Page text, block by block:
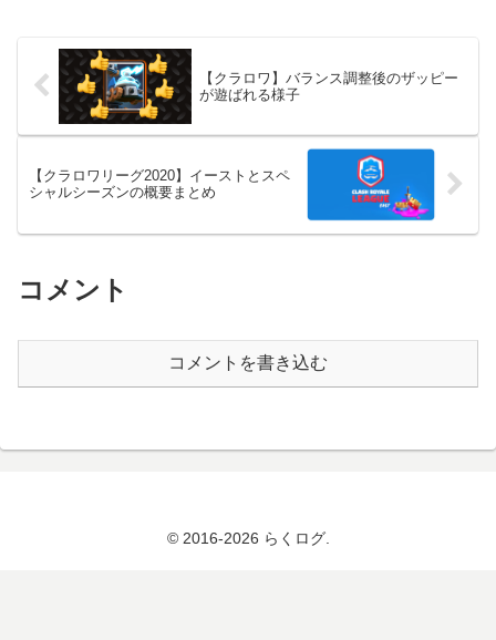
【クラロワ】バランス調整後のザッピー
が遊ばれる様子
【クラロワリーグ2020】イーストとスペ
シャルシーズンの概要まとめ
コメント
コメントを書き込む
© 2016-2026 らくログ.